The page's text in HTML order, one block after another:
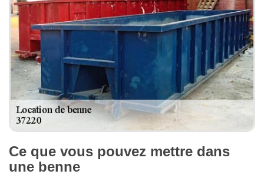
Ce que vous pouvez mettre dans
une benne